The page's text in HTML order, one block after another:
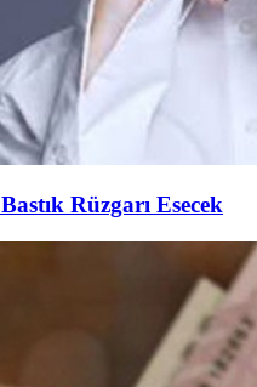
Rüzgarı Esecek